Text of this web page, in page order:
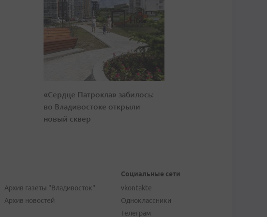
«Сердце Патрокла» забилось:
во Владивостоке открыли
новый сквер
Архив газеты "Владивосток"
Архив новостей
Социальные сети
vkontakte
Одноклассники
Телеграм